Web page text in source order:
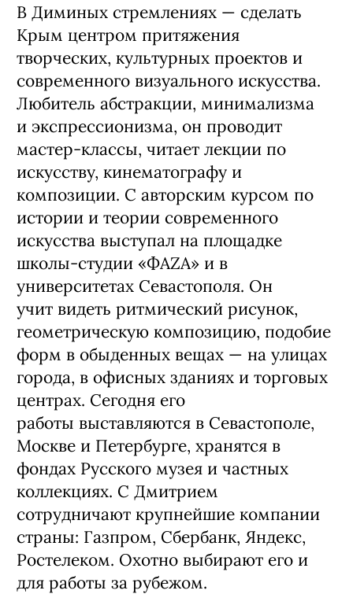
В Диминых стремлениях — сделать
Крым центром притяжения
творческих, культурных проектов и
современного визуального искусства.
Любитель абстракции, минимализма
и экспрессионизма, он проводит
мастер-классы, читает лекции по
искусству, кинематографу и
композиции. С авторским курсом по
истории и теории современного
искусства выступал на площадке
школы-студии «ФАZA» и в
университетах Севастополя. Он
учит видеть ритмический рисунок,
геометрическую композицию, подобие
форм в обыденных вещах — на улицах
города, в офисных зданиях и торговых
центрах. Сегодня его
работы выставляются в Севастополе,
Москве и Петербурге, хранятся в
фондах Русского музея и частных
коллекциях. С Дмитрием
сотрудничают крупнейшие компании
страны: Газпром, Сбербанк, Яндекс,
Ростелеком. Охотно выбирают его и
для работы за рубежом.